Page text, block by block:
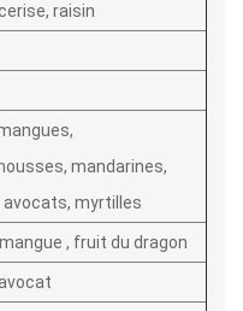
raisin
mandarines,
avocats, myrtilles
, fruit du dragon